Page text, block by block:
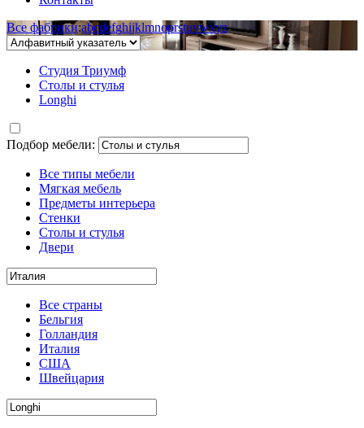
Все фабрики:abcdefghijklmnoprstuvwxyz
Студия Триумф
Столы и стулья
Longhi
Подбор мебели:
Все типы мебели
Мягкая мебель
Предметы интерьера
Стенки
Столы и стулья
Двери
Все страны
Бельгия
Голландия
Италия
США
Швейцария